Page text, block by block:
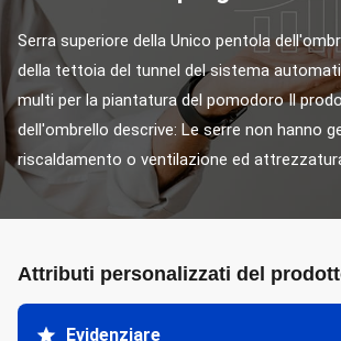
Serra superiore della Unico pentola
della tettoia del tunnel del sistema
multi per la piantatura del pomodoro Il
dell'ombrello descrive: Le serre non hanno
riscaldamento o ventilazione ed
Attributi personalizzati del
Evidenziare